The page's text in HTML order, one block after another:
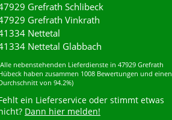
Grefrath Schlibeck
Grefrath Vinkrath
Nettetal
Nettetal Glabbach
nebenstehenden Lieferdienste in 47929 Grefrath
haben zusammen 1008 Bewertungen und einen
von 94.2%)
ein Lieferservice oder stimmt etwas
Dann hier melden!